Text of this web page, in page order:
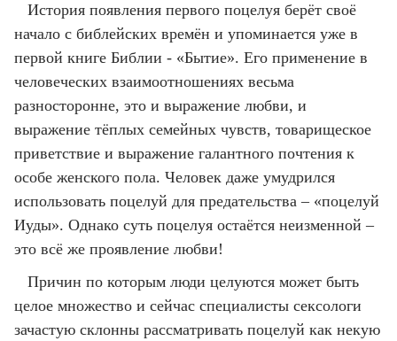
История появления первого поцелуя берёт своё
начало с библейских времён и упоминается уже в
первой книге Библии - «Бытие». Его применение в
человеческих взаимоотношениях весьма
разносторонне, это и выражение любви, и
выражение тёплых семейных чувств, товарищеское
приветствие и выражение галантного почтения к
особе женского пола. Человек даже умудрился
использовать поцелуй для предательства – «поцелуй
Иуды». Однако суть поцелуя остаётся неизменной –
это всё же проявление любви!
Причин по которым люди целуются может быть
целое множество и сейчас специалисты сексологи
зачастую склонны рассматривать поцелуй как некую